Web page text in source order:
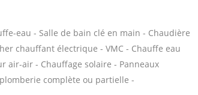
eau - Salle de bain clé en main - Chaudière
chauffant électrique - VMC - Chauffe eau
air-air - Chauffage solaire - Panneaux
complète ou partielle -